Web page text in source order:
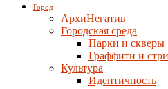
Город
АрхиНегатив
Городская среда
Парки и скверы
Граффити и
Культура
Идентичность